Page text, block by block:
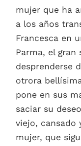
mujer que ha
a los años
Francesca en
Parma, el
desprenderse
otrora
pone en sus
saciar su
viejo, cansado
mujer, que